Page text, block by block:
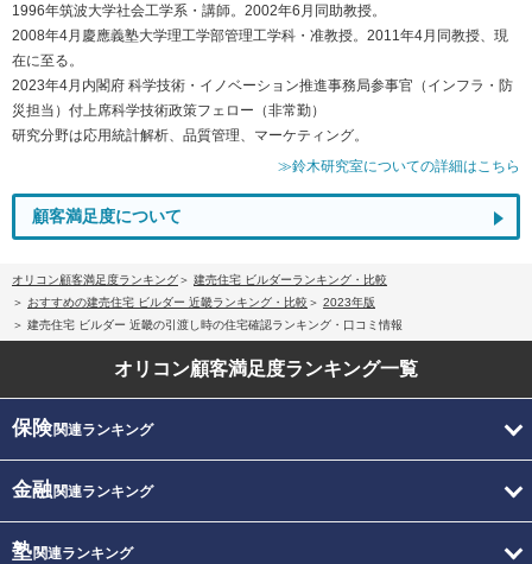
1996年筑波大学社会工学系・講師。2002年6月同助教授。
2008年4月慶應義塾大学理工学部管理工学科・准教授。2011年4月同教授、現
在に至る。
2023年4月内閣府 科学技術・イノベーション推進事務局参事官（インフラ・防
災担当）付上席科学技術政策フェロー（非常勤）
研究分野は応用統計解析、品質管理、マーケティング。
≫鈴木研究室についての詳細はこちら
顧客満足度について
オリコン顧客満足度ランキング
建売住宅 ビルダーランキング・比較
おすすめの建売住宅 ビルダー 近畿ランキング・比較
2023年版
建売住宅 ビルダー 近畿の引渡し時の住宅確認ランキング・口コミ情報
オリコン顧客満足度ランキング一覧
保険関連ランキング
金融関連ランキング
塾関連ランキング